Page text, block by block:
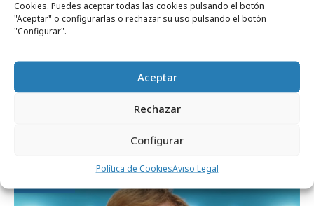
Cookies. Puedes aceptar todas las cookies pulsando el botón
"Aceptar" o configurarlas o rechazar su uso pulsando el botón
"Configurar".
Aceptar
Rechazar
Configurar
Política de CookiesAviso Legal
miércoles, 3 de junio 2026
YouTube lanza una consulta a los
creadores de contenido